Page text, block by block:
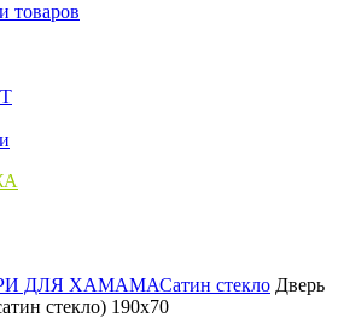
товаров
ДЛЯ ХАМАМАСатин стекло Дверь
стекло) 190х70